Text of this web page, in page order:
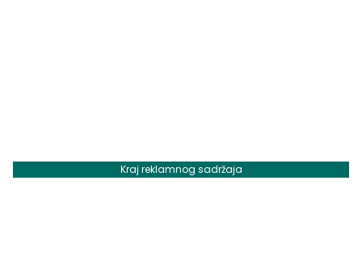
Kraj reklamnog sadržaja